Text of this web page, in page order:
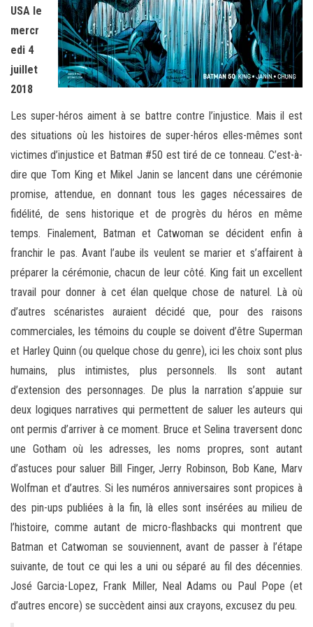
USA le
mercr
edi 4
juillet
2018
Les super-héros aiment à se battre contre l’injustice. Mais il est
des situations où les histoires de super-héros elles-mêmes sont
victimes d’injustice et Batman #50 est tiré de ce tonneau. C’est-à-
dire que Tom King et Mikel Janin se lancent dans une cérémonie
promise, attendue, en donnant tous les gages nécessaires de
fidélité, de sens historique et de progrès du héros en même
temps. Finalement, Batman et Catwoman se décident enfin à
franchir le pas. Avant l’aube ils veulent se marier et s’affairent à
préparer la cérémonie, chacun de leur côté. King fait un excellent
travail pour donner à cet élan quelque chose de naturel. Là où
d’autres scénaristes auraient décidé que, pour des raisons
commerciales, les témoins du couple se doivent d’être Superman
et Harley Quinn (ou quelque chose du genre), ici les choix sont plus
humains, plus intimistes, plus personnels. Ils sont autant
d’extension des personnages. De plus la narration s’appuie sur
deux logiques narratives qui permettent de saluer les auteurs qui
ont permis d’arriver à ce moment. Bruce et Selina traversent donc
une Gotham où les adresses, les noms propres, sont autant
d’astuces pour saluer Bill Finger, Jerry Robinson, Bob Kane, Marv
Wolfman et d’autres. Si les numéros anniversaires sont propices à
des pin-ups publiées à la fin, là elles sont insérées au milieu de
l’histoire, comme autant de micro-flashbacks qui montrent que
Batman et Catwoman se souviennent, avant de passer à l’étape
suivante, de tout ce qui les a uni ou séparé au fil des décennies.
José Garcia-Lopez, Frank Miller, Neal Adams ou Paul Pope (et
d’autres encore) se succèdent ainsi aux crayons, excusez du peu.